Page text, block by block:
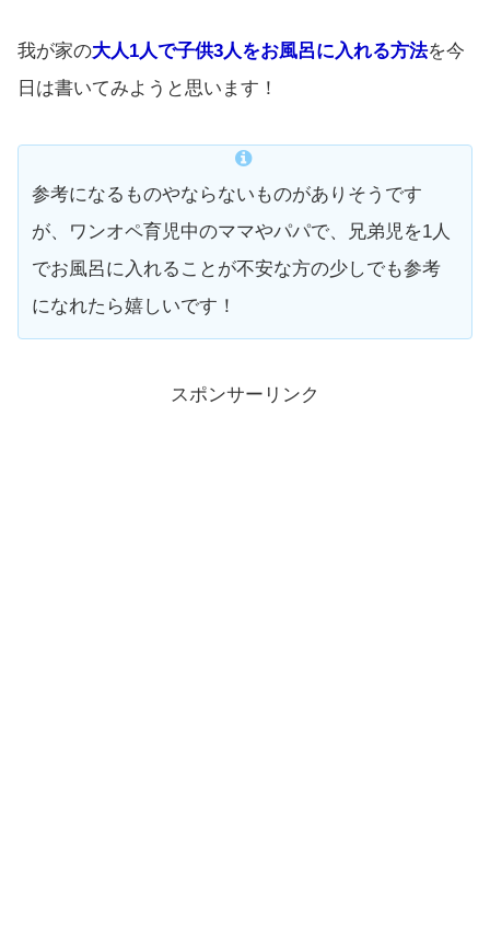
我が家の大人1人で子供3人をお風呂に入れる方法を今
日は書いてみようと思います！
参考になるものやならないものがありそうです
が、ワンオペ育児中のママやパパで、兄弟児を1人
でお風呂に入れることが不安な方の少しでも参考
になれたら嬉しいです！
スポンサーリンク